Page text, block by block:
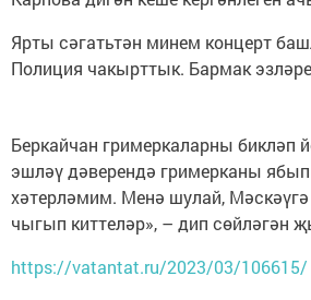
Ярты сәгатьтән минем концерт
Полиция чакырттык. Бармак
Беркайчан гримеркаларны бикләп
эшләү дәверендә гримерканы
хәтерләмим. Менә шулай, Мәскәүгә
чыгып киттеләр», – дип сөйләгән
https://vatantat.ru/2023/03/106615/